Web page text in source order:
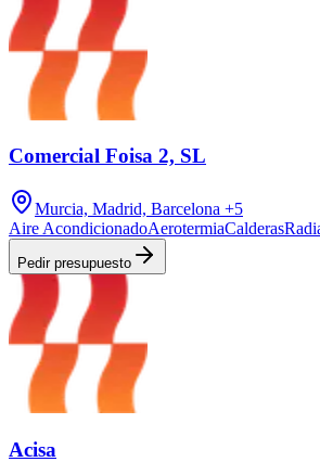
Comercial Foisa 2, SL
Murcia, Madrid, Barcelona +5
Aire AcondicionadoAerotermiaCalderas
Pedir presupuesto
Acisa